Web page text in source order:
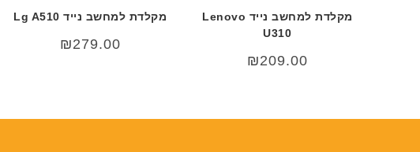
מקלדת למחשב נייד Lenovo
U310
₪209.00
מקלדת למחשב נייד Lg A510
₪279.00